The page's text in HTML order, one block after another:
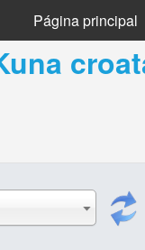
Página principal